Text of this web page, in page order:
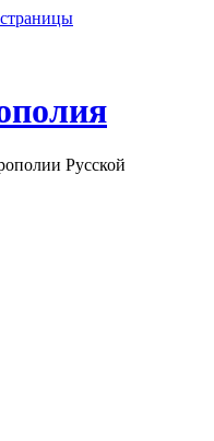
Русской